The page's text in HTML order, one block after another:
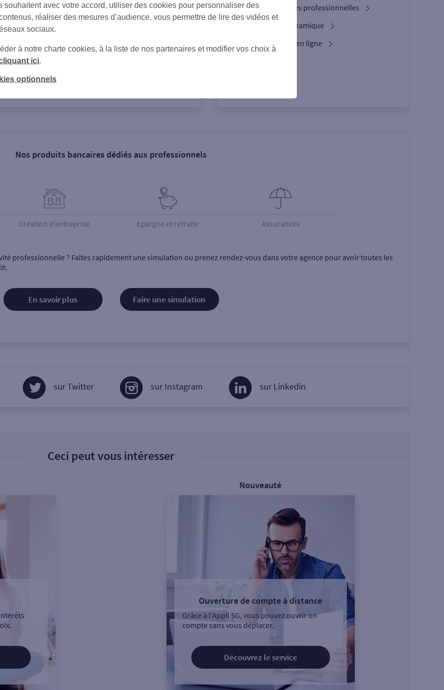
Nos cartes bancaires professionnelles
L'option Crypto Dynamique
Services bancaires en ligne
Nos produits bancaires dédiés aux professionnels
professionnelle ? Faites rapidement une simulation ou prenez rendez-vous dans votre agence pour avoir toutes les
En savoir plus Faire une simulation
Création d’entreprise Epargne et retraite Assurances
sur Twitter sur Instagram sur Linkedin
Ceci peut vous intéresser
Nouveauté
Ouverture de compte à distance
Grâce à l’Appli SG, vous pouvez ouvrir un
compte sans vous déplacer.
Découvrez le service
souhaitent avec votre accord, utiliser des cookies pour personnaliser des
réaliser des mesures d’audience, vous permettre de lire des vidéos et
sociaux.
à notre charte cookies, à la liste de nos partenaires et modifier vos choix à
ici
optionnels